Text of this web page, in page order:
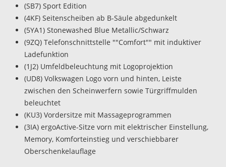
(SB7) Sport Edition
(4KF) Seitenscheiben ab B-Säule abgedunkelt
(5YA1) Stonewashed Blue Metallic/Schwarz
(9ZQ) Telefonschnittstelle ""Comfort"" mit induktiver
Ladefunktion
(1J2) Umfeldbeleuchtung mit Logoprojektion
(UD8) Volkswagen Logo vorn und hinten, Leiste
zwischen den Scheinwerfern sowie Türgriffmulden
beleuchtet
(KU3) Vordersitze mit Massageprogrammen
(3IA) ergoActive-Sitze vorn mit elektrischer Einstellung,
Memory, Komforteinstieg und verschiebbarer
Oberschenkelauflage